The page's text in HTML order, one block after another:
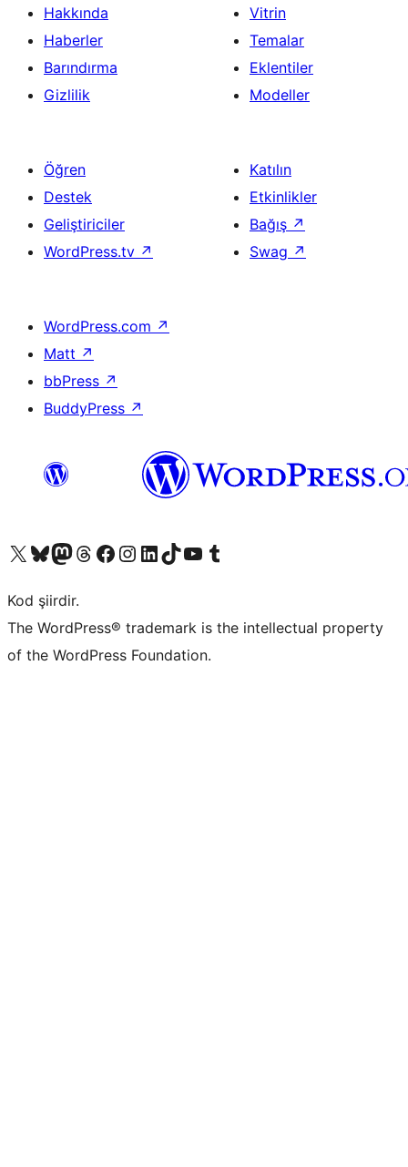
Hakkında
Haberler
Barındırma
Gizlilik
Vitrin
Temalar
Eklentiler
Modeller
Öğren
Destek
Geliştiriciler
WordPress.tv ↗
Katılın
Etkinlikler
Bağış ↗
Swag ↗
WordPress.com ↗
Matt ↗
bbPress ↗
BuddyPress ↗
X (eski Twitter) hesabımıza bakın
Bluesky hesabımızı ziyaret edinMastodon hesabımızı ziyaret edinThreads hesabımızı ziyaret edinFacebook sayfamızı ziyaret edinInstagram hesabımızı ziyaret edinLinkedIn hesabımızı ziyaret edinTikTok hesabımızı ziyaret edinYouTube kanalımızı ziyaret edinTumblr hesabımızı ziyaret edin
Kod şiirdir.
The WordPress® trademark is the intellectual property
of the WordPress Foundation.